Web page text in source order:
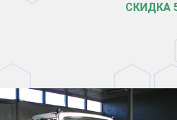
СКИДКА